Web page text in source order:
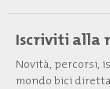
Iscriviti alla
Novità, percorsi,
mondo bici